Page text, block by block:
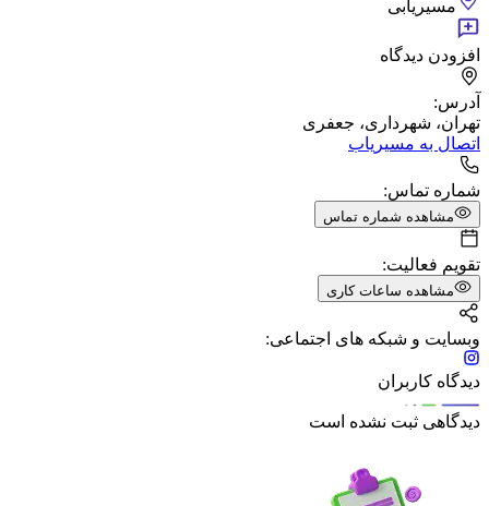
مسیریابی
افزودن دیدگاه
آدرس:
تهران، شهرداری، جعفری
اتصال به مسیریاب
شماره تماس:
مشاهده شماره تماس
تقویم فعالیت:
مشاهده ساعات کاری
وبسایت و شبکه های اجتماعی:
دیدگاه کاربران
دیدگاهی ثبت نشده است